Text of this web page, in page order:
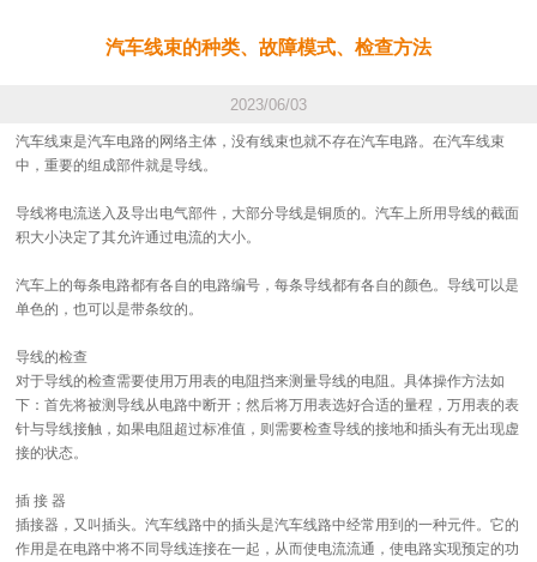
汽车线束的种类、故障模式、检查方法
2023/06/03
汽车线束是汽车电路的网络主体，没有线束也就不存在汽车电路。在汽车线束
中，重要的组成部件就是导线。
导线将电流送入及导出电气部件，大部分导线是铜质的。汽车上所用导线的截面
积大小决定了其允许通过电流的大小。
汽车上的每条电路都有各自的电路编号，每条导线都有各自的颜色。导线可以是
单色的，也可以是带条纹的。
导线的检查
对于导线的检查需要使用万用表的电阻挡来测量导线的电阻。具体操作方法如
下：首先将被测导线从电路中断开；然后将万用表选好合适的量程，万用表的表
针与导线接触，如果电阻超过标准值，则需要检查导线的接地和插头有无出现虚
接的状态。
插 接 器
插接器，又叫插头。汽车线路中的插头是汽车线路中经常用到的一种元件。它的
作用是在电路中将不同导线连接在一起，从而使电流流通，使电路实现预定的功